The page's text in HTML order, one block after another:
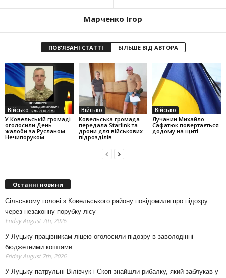
Марченко Ігор
ПОВ'ЯЗАНІ СТАТТІ БІЛЬШЕ ВІД АВТОРА
Військо
У Ковельській громаді
оголосили День
жалоби за Русланом
Нечипоруком
Військо
Ковельська громада
передала Starlink та
дрони для військових
підрозділів
Військо
Лучанин Михайло
Сафатюк повертається
додому на щиті
Останні новини
Сільському голові з Ковельського району повідомили про підозру
через незаконну порубку лісу
Friday August 7th, 2026
У Луцьку працівникам ліцею оголосили підозру в заволодінні
бюджетними коштами
Friday August 7th, 2026
У Луцьку патрульні Вілівчук і Скоп знайшли рибалку, який заблукав у